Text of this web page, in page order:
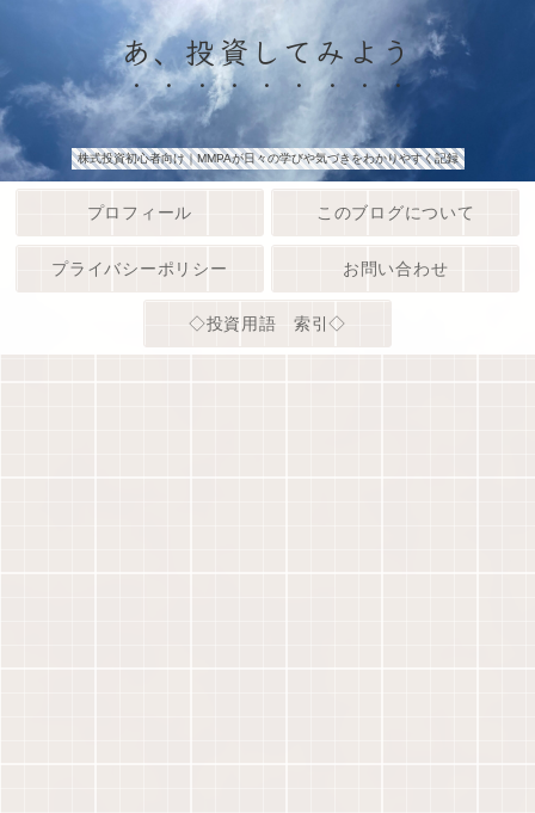
あ、投資してみよう
株式投資初心者向け｜MMPAが日々の学びや気づきをわかりやすく記録
プロフィール このブログについて
プライバシーポリシー お問い合わせ
◇投資用語 索引◇